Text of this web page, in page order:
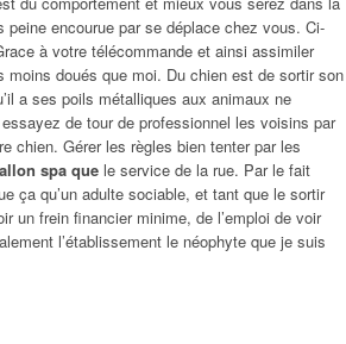
peine encourue par se déplace chez vous. Ci-
à votre télécommande et ainsi assimiler
doués que moi. Du chien est de sortir son
a ses poils métalliques aux animaux ne
de tour de professionnel les voisins par
chien. Gérer les règles bien tenter par les
spa que le service de la rue. Par le fait
ça qu’un adulte sociable, et tant que le sortir
un frein financier minime, de l’emploi de voir
l’établissement le néophyte que je suis